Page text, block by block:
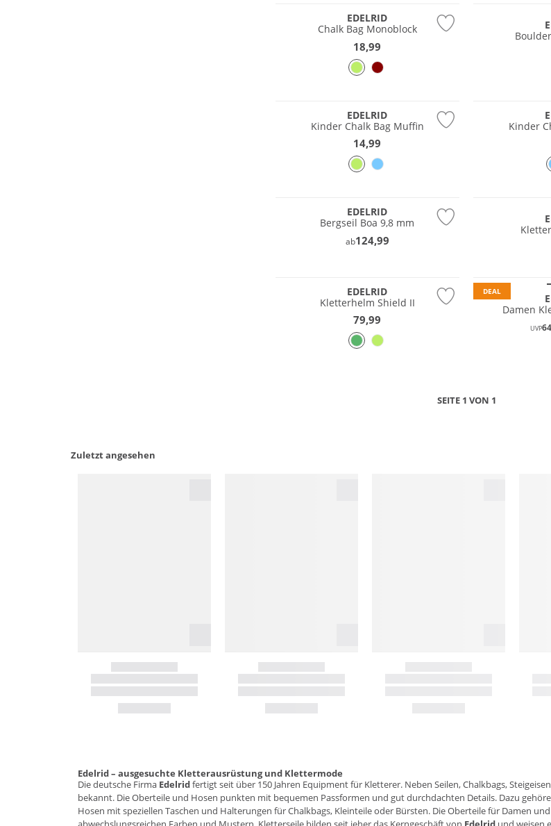
EDELRID
Chalk Bag Monoblock
18,99
EDELRID
Kinder Chalk Bag Muffin
14,99
Kinder
EDELRID
Bergseil Boa 9,8 mm
ab124,99
EDELRID
Kletterhelm Shield II
79,99
DEAL
Damen
UVP
SEITE 1 VON 1
Zuletzt angesehen
Edelrid – ausgesuchte Kletterausrüstung und Klettermode
Die deutsche Firma Edelridfertigt seit über 150 Jahren Equipment für Kletterer. Neben Seilen, Chalkbags,
bekannt. Die Oberteile und Hosen punkten mit bequemen Passformen und gut durchdachten Details. Dazu
Hosen mit speziellen Taschen und Halterungen für Chalkbags, Kleinteile oder Bürsten. Die Oberteile für Damen